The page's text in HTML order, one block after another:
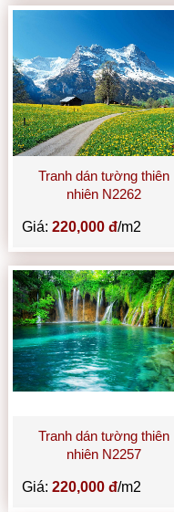
Tranh dán tường thiên
nhiên N2262
Giá:220,000 đ/m2
Tranh dán tường thiên
nhiên N2257
Giá:220,000 đ/m2